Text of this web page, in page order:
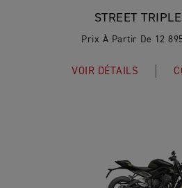
STREET
Prix À Partir De 12
VOIR DÉTAILS